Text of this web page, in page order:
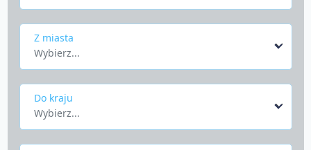
Z miasta
Wybierz...
Do kraju
Wybierz...